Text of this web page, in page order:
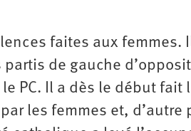
faites aux femmes.
de gauche
PC. Il a dès le début fait
les femmes et, d’autre